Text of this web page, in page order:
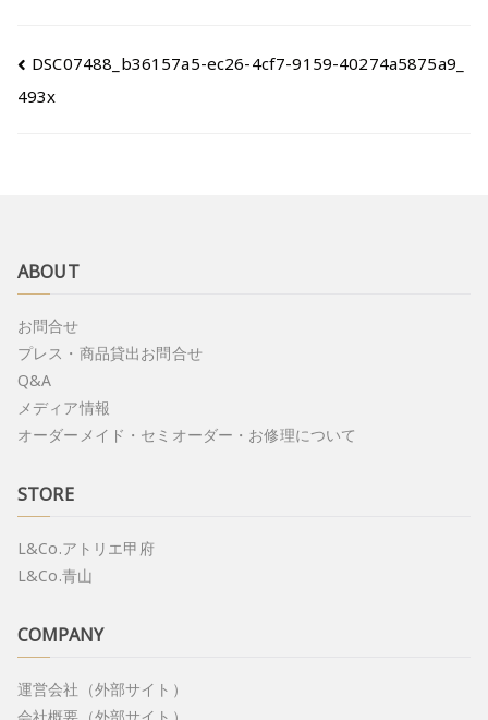
e
b
DSC07488_b36157a5-ec26-4cf7-9159-40274a5875a9_
493x
ABOUT
お問合せ
プレス・商品貸出お問合せ
Q&A
メディア情報
オーダーメイド・セミオーダー・お修理について
STORE
L&Co.アトリエ甲府
L&Co.青山
COMPANY
運営会社（外部サイト）